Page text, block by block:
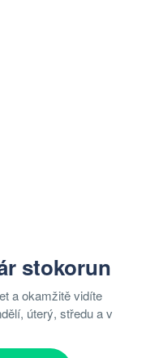
stokorun
a okamžitě vidíte
úterý, středu a v